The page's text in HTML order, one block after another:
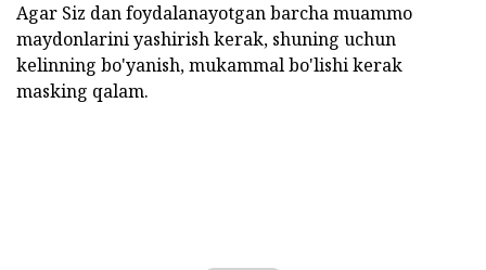
Agar Siz dan foydalanayotgan barcha muammo
maydonlarini yashirish kerak, shuning uchun
kelinning bo'yanish, mukammal bo'lishi kerak
masking qalam.